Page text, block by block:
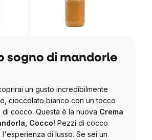
sogno di mandorle
un gusto incredibilmente
cioccolato bianco con un tocco
cocco. Questa è la nuova Crema
Cocco! Pezzi di cocco
di lusso. Se sei un